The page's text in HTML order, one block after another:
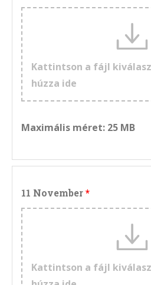
Kattintson a fájl
húzza ide
Maximális méret: 25 MB
11 November
Kattintson a fájl